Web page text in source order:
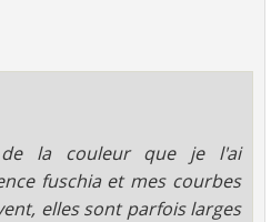
la couleur que je l'ai
fuschia et mes courbes
elles sont parfois larges